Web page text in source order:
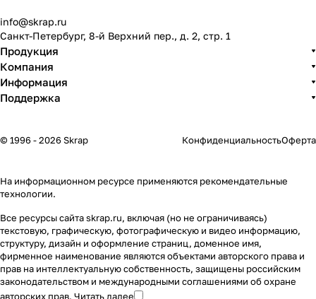
info@skrap.ru
Санкт-Петербург, 8-й Верхний пер., д. 2, стр. 1
Продукция
Компания
Информация
Поддержка
© 1996 - 2026 Skrap КонфиденциальностьОферта
На информационном ресурсе применяются рекомендательные
технологии.
Все ресурсы сайта skrap.ru, включая (но не ограничиваясь)
текстовую, графическую, фотографическую и видео информацию,
структуру, дизайн и оформление страниц, доменное имя,
фирменное наименование являются объектами авторского права и
прав на интеллектуальную собственность, защищены российским
законодательством и международными соглашениями об охране
авторских прав. Читать далее